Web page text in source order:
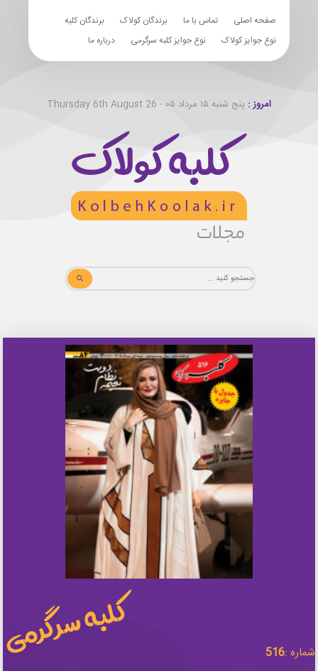
صفحه اصلی تماس با ما برندگان کولاک
برندگان کلبه
نوع جوایز کولاک
نوع جوایز کلبه سرگرمی درباره ما
امروز : پنج شنبه ۱۵ مرداد ۰۵ - Thursday 6th August 26
شماره :516